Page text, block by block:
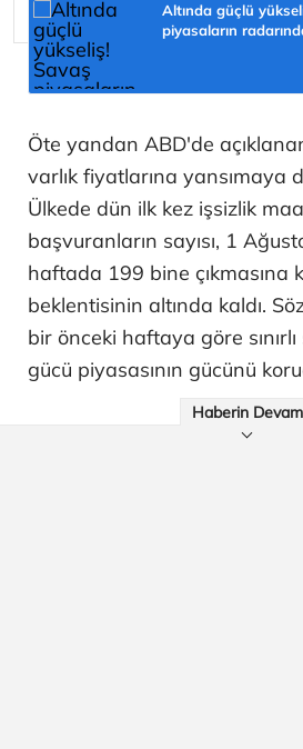
Altında güçlü
piyasaların
Öte yandan ABD'de
varlık fiyatlarına yansımaya
Ülkede dün ilk kez işsizlik
başvuranların sayısı, 1
haftada 199 bine çıkmasına
beklentisinin altında kaldı.
bir önceki haftaya göre
gücü piyasasının gücünü
Haberin